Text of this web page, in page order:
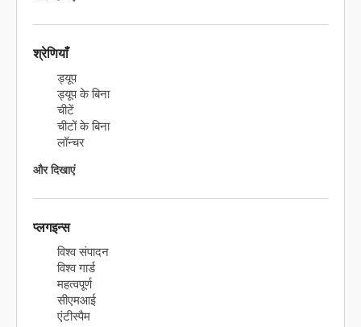
श्रेणियाँ
ड्यूप
ड्यूप के बिना
चीटें
चीटों के बिना
लॉन्चर
और दिखाएं
प्लगइन्स
विश्व संपादन
विश्व गार्ड
महत्वपूर्ण
सीएमआई
एंटीस्पैम